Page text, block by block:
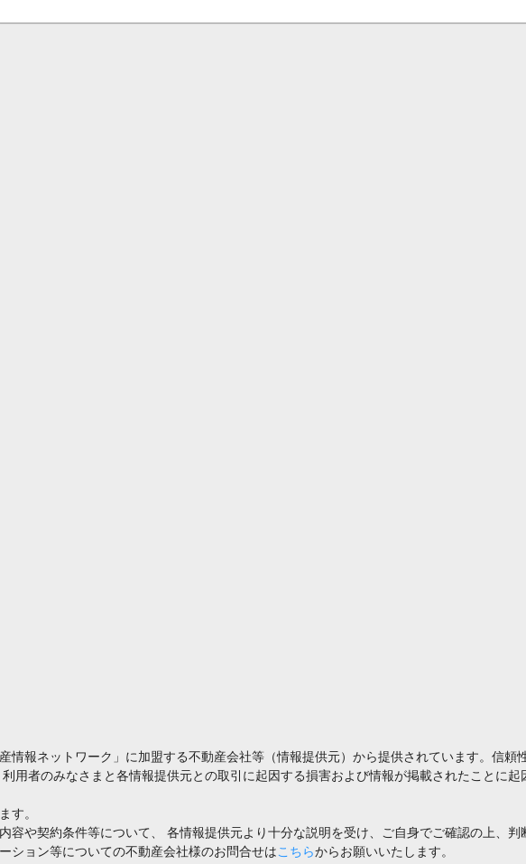
情報ネットワーク」に加盟する不動産会社等（情報提供元）から提供されています。信頼
用者のみなさまと各情報提供元との取引に起因する損害および情報が掲載されたことに
す。
や契約条件等について、 各情報提供元より十分な説明を受け、ご自身でご確認の上、判
ション等についての不動産会社様のお問合せはこちらからお願いいたします。